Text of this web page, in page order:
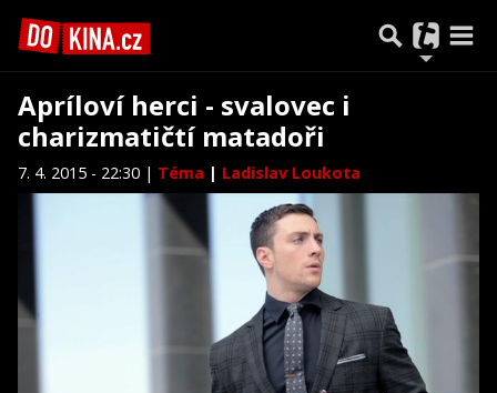
Apríloví herci - svalovec i
charizmatičtí matadoři
7. 4. 2015 - 22:30 | Téma | Ladislav Loukota